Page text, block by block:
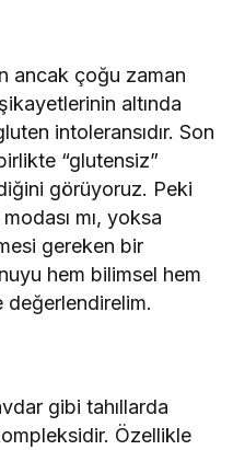
ancak çoğu zaman
altında
intoleransıdır. Son
“glutensiz”
görüyoruz. Peki
mı, yoksa
gereken bir
hem bilimsel hem
değerlendirelim.
gibi tahıllarda
Özellikle